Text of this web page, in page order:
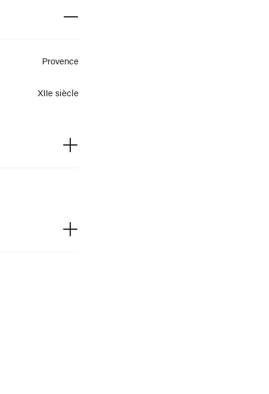
Provence
XIIe siècle